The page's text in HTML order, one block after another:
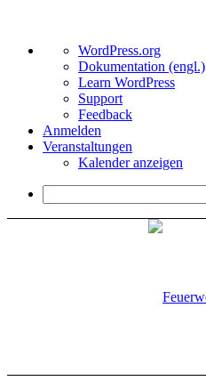
Über
WordPress
WordPress.org
Dokumentation (engl.)
Learn WordPress
Support
Feedback
Anmelden
Veranstaltungen
Kalender anzeigen